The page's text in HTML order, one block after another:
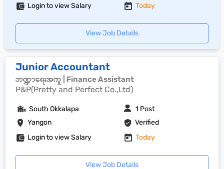
Login to view Salary Today
View Job Details
Junior Accountant
ဘဏ္ဍာရေးအကူ | Finance Assistant
P&P(Pretty and Perfect Co.,Ltd)
Yangon Verified
South Okkalapa 1 Post
Login to view Salary Today
View Job Details